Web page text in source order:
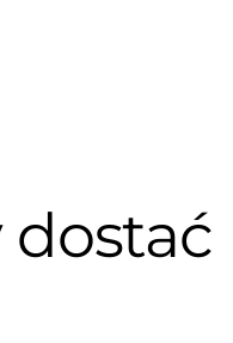
dostać